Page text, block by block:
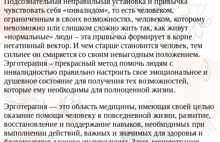
чувствовать себя «инвалидом», то есть человеком,
ограниченным в своих возможностях, человеком, которому
невозможно или слишком сложно жить так, как живут
«нормальные» люди – эта привычка формирует в корне
негативный вектор. И чем старше становится человек, тем
сильнее он смиряется со своим невыгодным положением.
Эрготерапия – прекрасный метод помочь людям с
инвалидностью правильно настроить свое эмоциональное и
душевное состояние для получения тех возможностей,
которые ему необходимы для полноценной жизни.
Эрготерапия — это область медицины, имеющая своей целью
оказание помощи человеку в повседневной жизни, развитие,
восстановление и поддержание навыков, необходимых при
выполнении действий, важных и значимых для здоровья и